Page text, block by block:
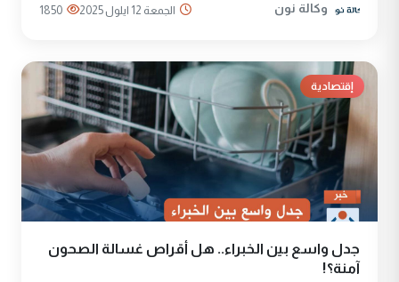
وكالة نون الجمعة 12 ايلول 2025 1850
إقتصادية
جدل واسع بين الخبراء.. هل أقراص غسالة الصحون
آمنة؟!